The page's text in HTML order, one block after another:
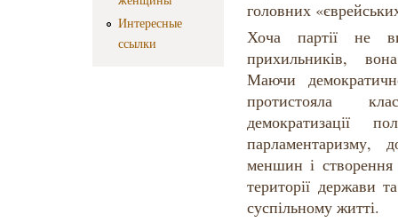
Интересные
ссылки
головних
Хоча партії не
прихильників,
Маючи
протистояла
демократизації
парламентаризму,
меншин і створення
території держави
суспільному житті.